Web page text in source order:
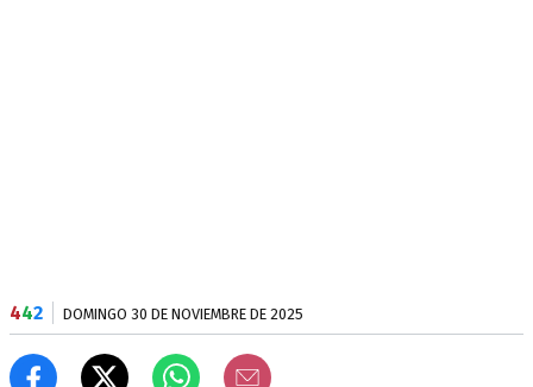
442 DOMINGO 30 DE NOVIEMBRE DE 2025